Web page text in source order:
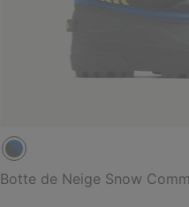
Botte de Neige Snow